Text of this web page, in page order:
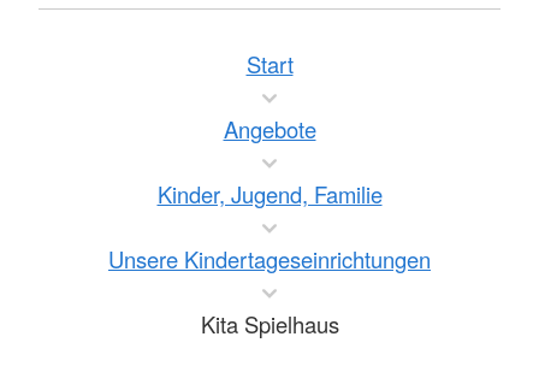
Start
Angebote
Kinder, Jugend, Familie
Unsere Kindertageseinrichtungen
Kita Spielhaus